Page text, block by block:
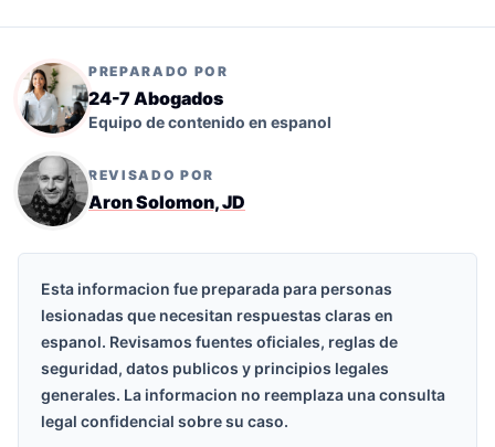
PREPARADO POR
24-7 Abogados
Equipo de contenido en espanol
REVISADO POR
Aron Solomon, JD
Esta informacion fue preparada para personas
lesionadas que necesitan respuestas claras en
espanol. Revisamos fuentes oficiales, reglas de
seguridad, datos publicos y principios legales
generales. La informacion no reemplaza una consulta
legal confidencial sobre su caso.